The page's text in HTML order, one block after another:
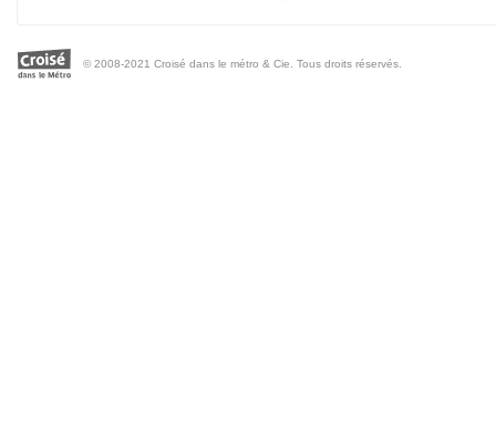
© 2008-2021 Croisé dans le métro & Cie. Tous droits réservés.